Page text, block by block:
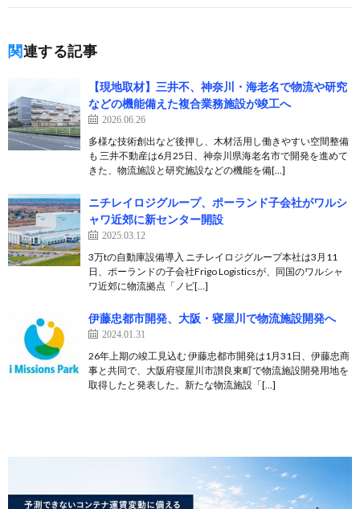
関連する記事
【現地取材】三井不、神奈川・海老名で物流や研究
などの機能備えた複合業務施設が竣工へ
2026.06.26
多様な技術創出など後押し、木材活用し働きやすい空間整備
も 三井不動産は6月25日、神奈川県海老名市で開発を進めて
きた、物流施設と研究施設などの機能を備[…]
ニチレイロジグループ、ポーランド子会社がワルシ
ャワ近郊に新センター開設
2025.03.12
3万tの自動庫設備導入 ニチレイロジグループ本社は3月11
日、ポーランドの子会社Frigo Logisticsが、同国のワルシャ
ワ近郊に物流拠点「ノビ[…]
伊藤忠都市開発、大阪・寝屋川で物流施設開発へ
2024.01.31
26年上期の竣工見込む 伊藤忠都市開発は1月31日、伊藤忠商
事と共同で、大阪府寝屋川市讃良東町で物流施設開発用地を
取得したと発表した。新たな物流施設「[…]